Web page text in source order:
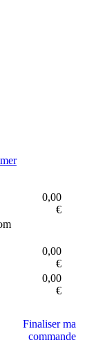
0,00
€
0,00
€
0,00
€
Finaliser ma
commande